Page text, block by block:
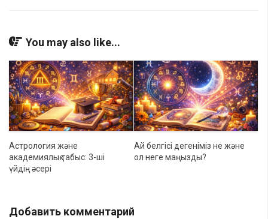
You may also like...
Астрология және
академиялық табыс: 3-ші
үйдің әсері
Ай белгісі дегеніміз не және
ол неге маңызды?
Добавить комментарий